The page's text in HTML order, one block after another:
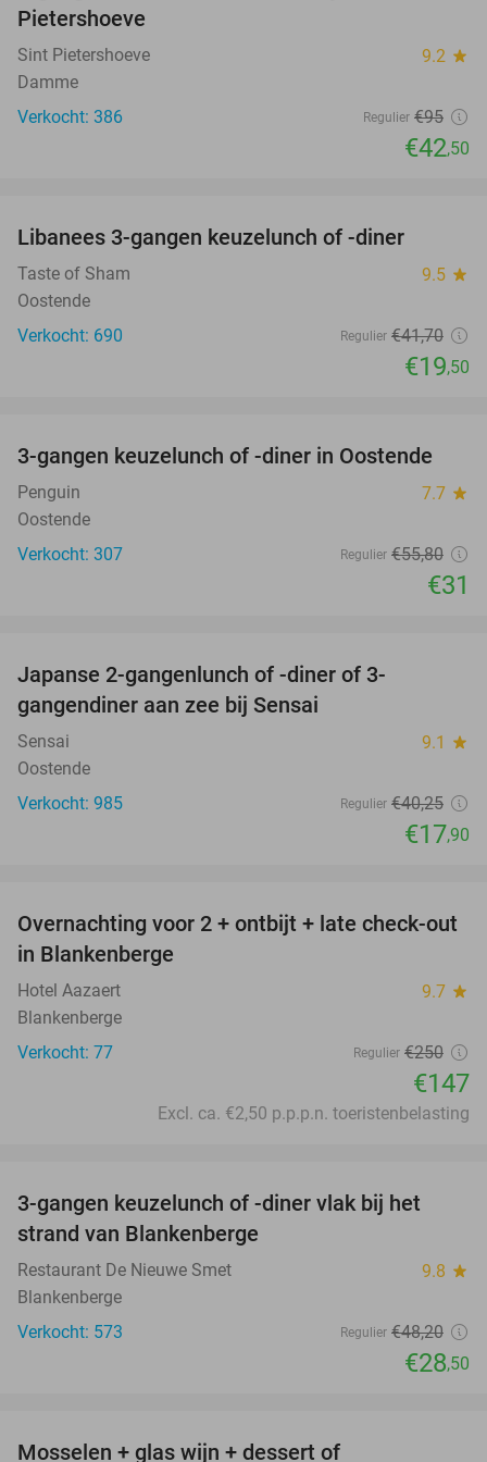
Pietershoeve
Sint Pietershoeve 9.2 star
Damme
Verkocht: 386
Regulier €95
€42,50
Libanees 3-gangen keuzelunch of -diner
Taste of Sham 9.5 star
Oostende
Verkocht: 690
Regulier €41,70
€19,50
44%
3-gangen keuzelunch of -diner in Oostende
Penguin 7.7 star
Oostende
Verkocht: 307
Regulier €55,80
€31
Japanse 2-gangenlunch of -diner of 3-
gangendiner aan zee bij Sensai
Sensai 9.1 star
Oostende
Verkocht: 985
Regulier €40,25
€17,90
41%
Overnachting voor 2 + ontbijt + late check-out
in Blankenberge
Hotel Aazaert 9.7 star
Blankenberge
Verkocht: 77
Regulier €250
€147
Excl. ca. €2,50 p.p.p.n. toeristenbelasting
3-gangen keuzelunch of -diner vlak bij het
strand van Blankenberge
Restaurant De Nieuwe Smet 9.8 star
Blankenberge
Verkocht: 573
Regulier €48,20
€28,50
Mosselen + glas wijn + dessert of